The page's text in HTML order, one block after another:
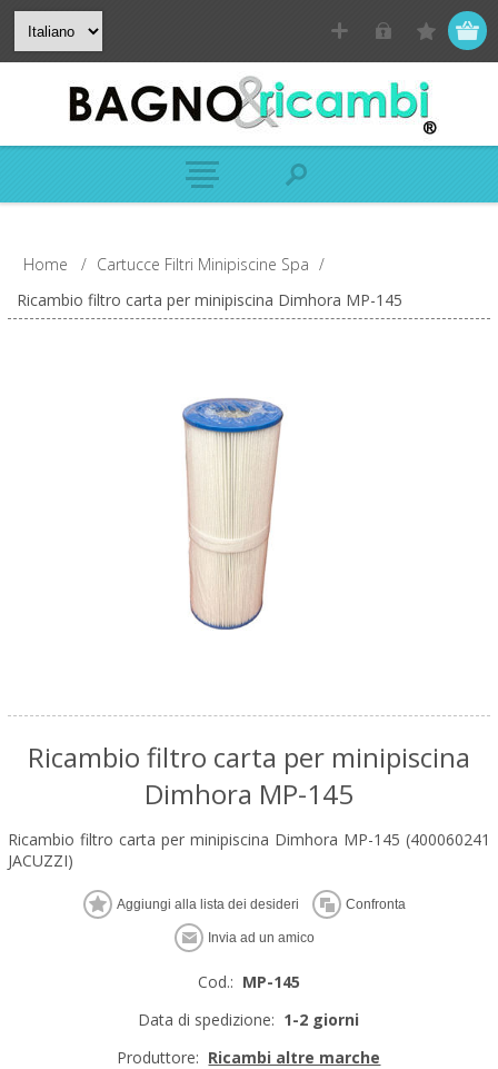
Home / Cartucce Filtri Minipiscine Spa /
Ricambio filtro carta per minipiscina Dimhora MP-145
Ricambio filtro carta per minipiscina
Dimhora MP-145
Ricambio filtro carta per minipiscina Dimhora MP-145 (400060241
JACUZZI)
Cod.: MP-145
Data di spedizione: 1-2 giorni
Produttore: Ricambi altre marche